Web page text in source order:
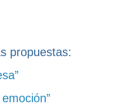
propuestas: